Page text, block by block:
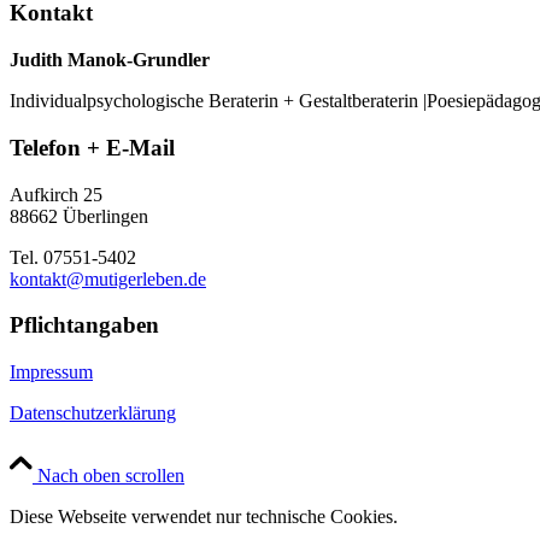
Kontakt
Judith Manok-Grundler
Individualpsychologische Beraterin + Gestaltberaterin
Telefon + E-Mail
Aufkirch 25
88662 Überlingen
Tel. 07551-5402
kontakt@mutigerleben.de
Pflichtangaben
Impressum
Datenschutzerklärung
Nach oben scrollen
Diese Webseite verwendet nur technische Cookies.